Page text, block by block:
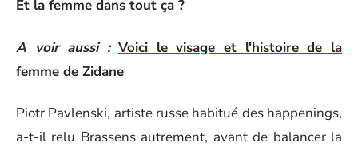
Et la femme dans tout ça ?
A voir aussi : Voici le visage et l'histoire de la
femme de Zidane
Piotr Pavlenski, artiste russe habitué des happenings,
a-t-il relu Brassens autrement, avant de balancer la